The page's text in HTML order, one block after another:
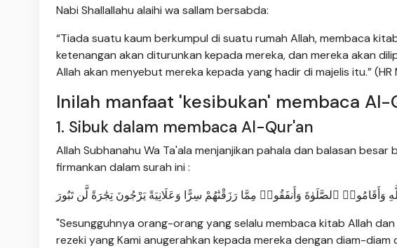
Nabi Shallallahu alaihi wa sallam bersabda:
“Tiada suatu kaum berkumpul di suatu rumah Allah, membaca
ketenangan akan diturunkan kepada mereka, dan mereka akan
Allah akan menyebut mereka kepada yang hadir di majelis itu.” (HR
Inilah manfaat 'kesibukan' membaca Al-
1. Sibuk dalam membaca Al-Qur'an
Allah Subhanahu Wa Ta'ala menjanjikan pahala dan balasan
firmankan dalam surah ini :
وَأَقَامُوا۟ ٱلصَّلَوٰةَ وَأَنفَقُوا۟ مِمَّا رَزَقْنَٰهُمْ سِرًّا وَعَلَانِيَةً يَرْجُونَ تِجَٰرَةً لَّن تَبُورَ
"Sesungguhnya orang-orang yang selalu membaca kitab Allah
rezeki yang Kami anugerahkan kepada mereka dengan diam-